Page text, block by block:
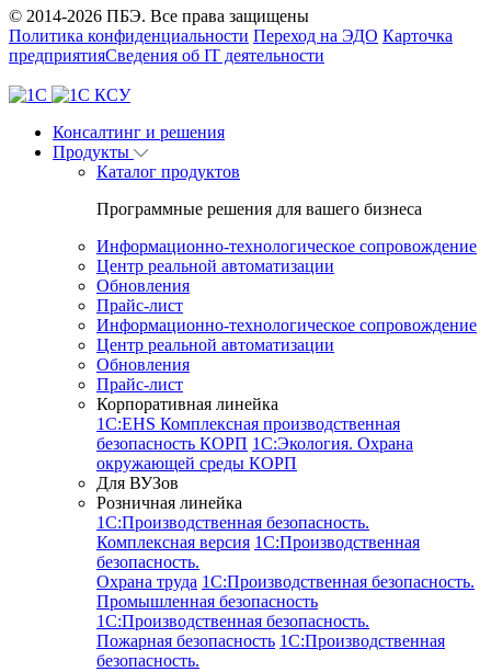
© 2014-2026 ПБЭ. Все права защищены
Политика конфиденциальности Переход на ЭДО Карточка
предприятияСведения об IT деятельности
Консалтинг и решения
Продукты
Каталог продуктов
Программные решения для вашего бизнеса
Информационно-технологическое сопровождение
Центр реальной автоматизации
Обновления
Прайс-лист
Информационно-технологическое сопровождение
Центр реальной автоматизации
Обновления
Прайс-лист
Корпоративная линейка
1С:EHS Комплексная производственная
безопасность КОРП 1С:Экология. Охрана
окружающей среды КОРП
Для ВУЗов
Розничная линейка
1C:Производственная безопасность.
Комплексная версия 1C:Производственная
безопасность.
Охрана труда 1C:Производственная безопасность.
Промышленная безопасность
1C:Производственная безопасность.
Пожарная безопасность 1C:Производственная
безопасность.